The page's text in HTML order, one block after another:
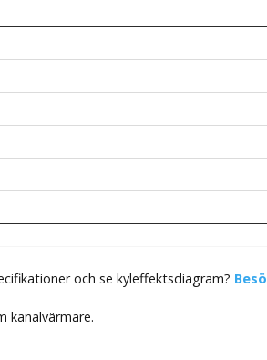
och se kyleffektsdiagram?
kanalvärmare.